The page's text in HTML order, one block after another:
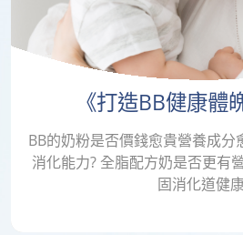
《打造BB健康體
BB的奶粉是否價錢愈貴營養成分
消化能力? 全脂配方奶是否更有
固消化道健